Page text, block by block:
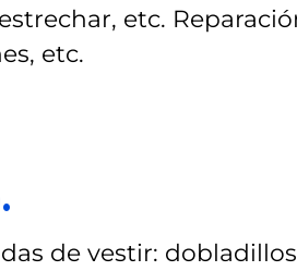
etc.
etc.
de vestir: